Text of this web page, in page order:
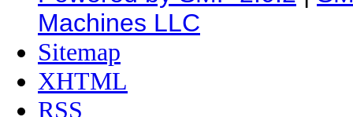
Machines LLC
Sitemap
XHTML
RSS